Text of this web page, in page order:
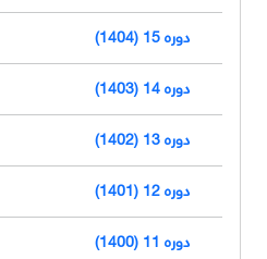
دوره 15 (1404)
دوره 14 (1403)
دوره 13 (1402)
دوره 12 (1401)
دوره 11 (1400)